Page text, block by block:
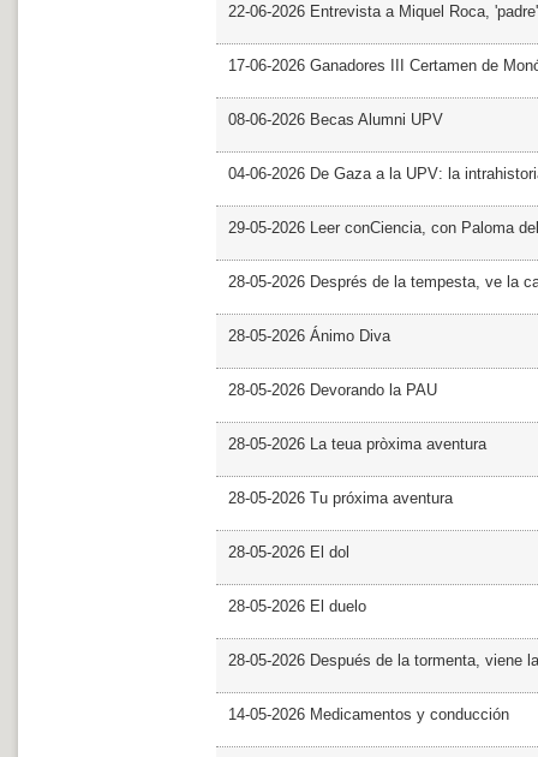
22-06-2026 Entrevista a Miquel Roca,
17-06-2026 Ganadores III Certamen de
08-06-2026 Becas Alumni UPV
04-06-2026 De Gaza a la UPV: la
29-05-2026 Leer conCiencia, con Paloma
28-05-2026 Després de la tempesta, ve la
28-05-2026 Ánimo Diva
28-05-2026 Devorando la PAU
28-05-2026 La teua pròxima aventura
28-05-2026 Tu próxima aventura
28-05-2026 El dol
28-05-2026 El duelo
28-05-2026 Después de la tormenta, viene
14-05-2026 Medicamentos y conducción